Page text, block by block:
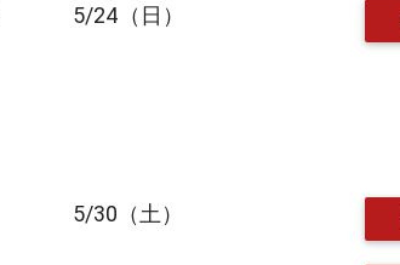
5/24（日）
5/30（土）